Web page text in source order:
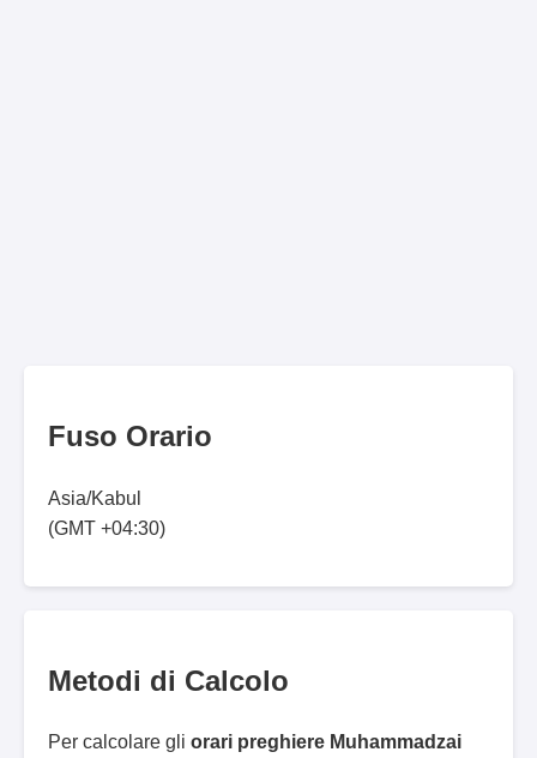
Fuso Orario
Asia/Kabul
(GMT +04:30)
Metodi di Calcolo
Per calcolare gli orari preghiere Muhammadzai